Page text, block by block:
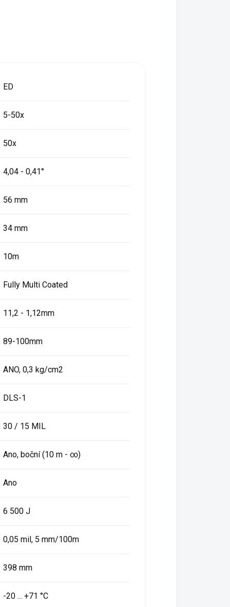
ED
5-50x
50x
4,04 - 0,41°
56 mm
34 mm
10m
Fully Multi Coated
11,2 - 1,12mm
89-100mm
ANO, 0,3 kg/cm2
DLS-1
30 / 15 MIL
Ano, boční (10 m - ∞)
Ano
6 500 J
0,05 mil, 5 mm/100m
398 mm
-20 ... +71 °C